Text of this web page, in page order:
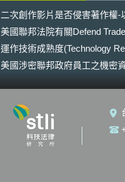
《GDA 2017》），做出進一
整。 《GDA 2017》的核心目標
就是要根本性地重整管轄權，
發展「國家空間資料基礎建設
（National Spatial Data
Infrastructure）。要點如下： 原先美
構，工作重疊性高、權責不清
《GDA 2017》指定「聯邦地理
資料委員會」（Federal
Data Committee, FGDC）作為
關，並管理國家空間資料資產
（National Geospatial Data
二次創作影片是否侵害著作權-
美國聯邦法院有關Defend
運作技術成熟度(Technology
美國涉密聯邦政府員工之機密